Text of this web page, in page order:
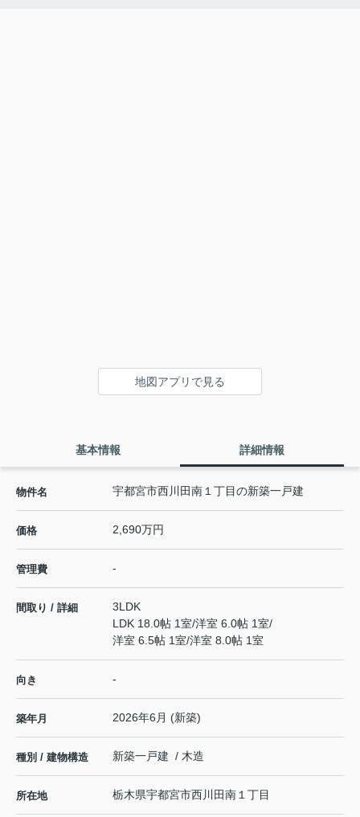
地図アプリで見る
基本情報 詳細情報
物件名 宇都宮市西川田南１丁目の新築一戸建
価格 2,690万円
管理費 -
間取り / 詳細
3LDK
LDK 18.0帖 1室/洋室 6.0帖 1室/
洋室 6.5帖 1室/洋室 8.0帖 1室
向き -
築年月 2026年6月 (新築)
種別 / 建物構造 新築一戸建 / 木造
所在地 栃木県宇都宮市西川田南 １丁目